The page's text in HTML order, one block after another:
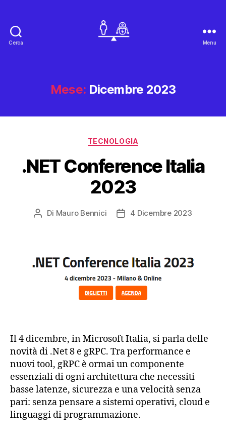
Cerca Menu
Mese: Dicembre 2023
Categorie
TECNOLOGIA
.NET Conference Italia
2023
Autore
Di Mauro Bennici
Data4 Dicembre 2023
Il 4 dicembre, in Microsoft Italia, si parla delle
novità di .Net 8 e gRPC. Tra performance e
nuovi tool, gRPC è ormai un componente
essenziali di ogni architettura che necessiti
basse latenze, sicurezza e una velocità senza
pari: senza pensare a sistemi operativi, cloud e
linguaggi di programmazione.